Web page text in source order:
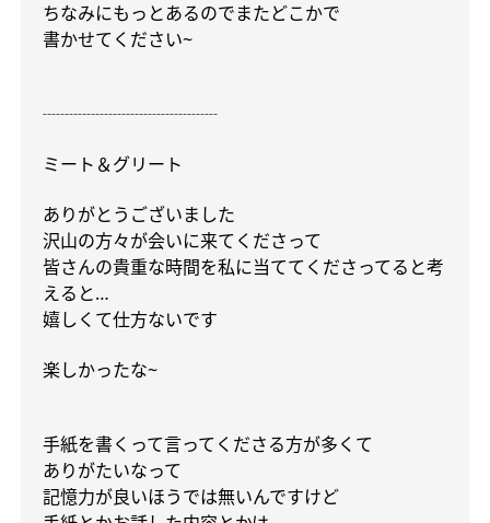
ちなみにもっとあるのでまたどこかで
書かせてください~
┈┈┈┈┈┈┈┈┈┈
ミート＆グリート
ありがとうございました
沢山の方々が会いに来てくださって
皆さんの貴重な時間を私に当ててくださってると考
えると…
嬉しくて仕方ないです
楽しかったな~
手紙を書くって言ってくださる方が多くて
ありがたいなって
記憶力が良いほうでは無いんですけど